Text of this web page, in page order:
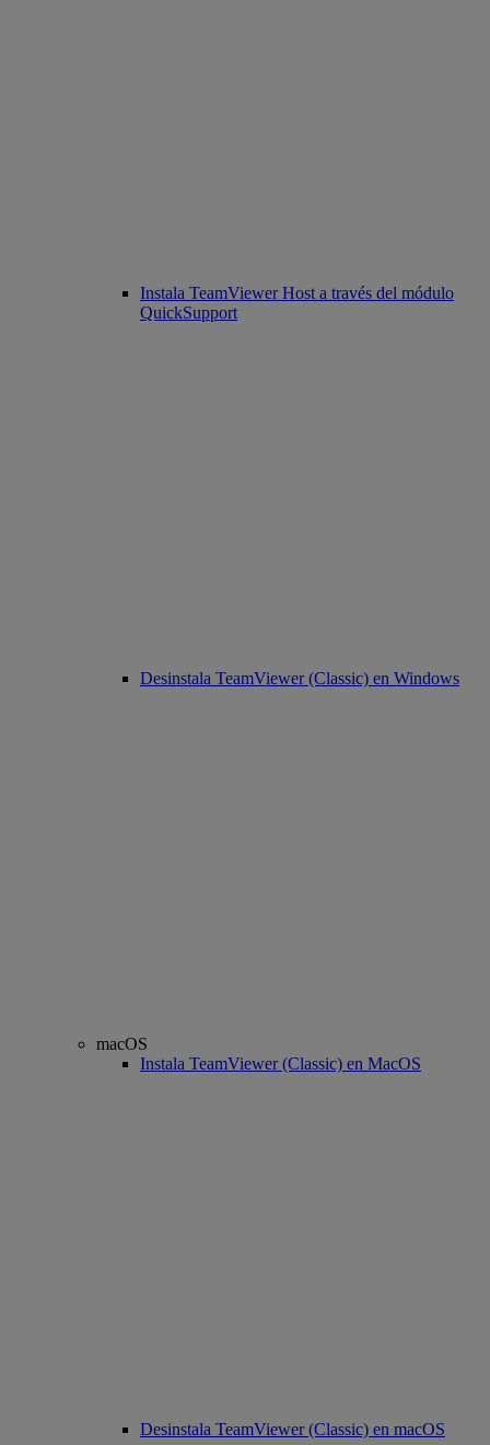
Instala TeamViewer Host a través del módulo
QuickSupport
Desinstala TeamViewer (Classic) en Windows
macOS
Instala TeamViewer (Classic) en MacOS
Desinstala TeamViewer (Classic) en macOS